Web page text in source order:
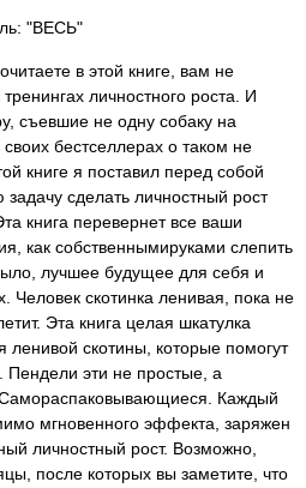
"ВЕСЬ"
в этой книге, вам не
личностного роста. И
съевшие не одну собаку на
бестселлерах о таком не
книге я поставил перед собой
сделать личностный рост
книга перевернет все ваши
как собственнымируками слепить
лучшее будущее для себя и
Человек скотинка ленивая, пока не
Эта книга целая шкатулка
ленивой скотины, которые помогут
Пендели эти не простые, а
Каждый
мгновенного эффекта, заряжен
личностный рост. Возможно,
после которых вы заметите, что